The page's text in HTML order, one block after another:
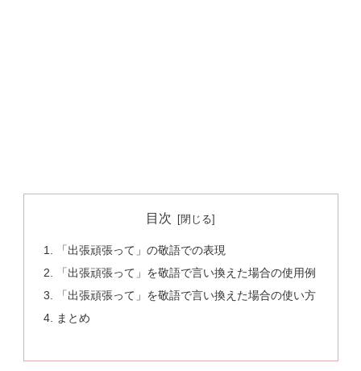
目次
「出張頑張って」の敬語での表現
「出張頑張って」を敬語で言い換えた場合の使用例
「出張頑張って」を敬語で言い換えた場合の使い方
まとめ